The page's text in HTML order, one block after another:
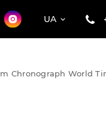
UA
World